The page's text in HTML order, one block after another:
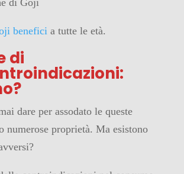
benefici a tutte le età.
di
dare per assodato le queste
numerose proprietà. Ma esistono